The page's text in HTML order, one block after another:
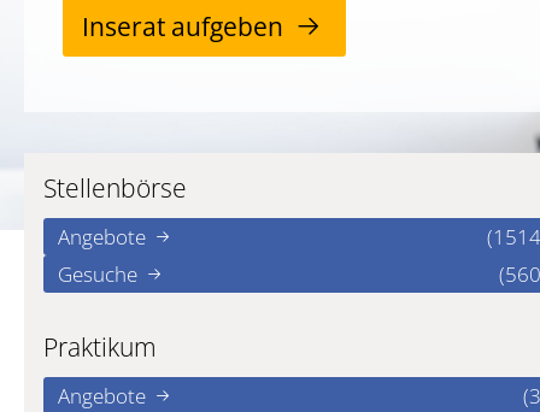
Inserat aufgeben
Stellenbörse
Angebote
Gesuche
Praktikum
Angebote